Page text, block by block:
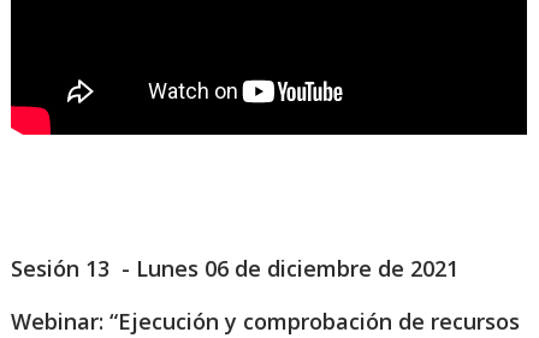
Sesión 13 - Lunes 06 de diciembre de 2021
Webinar: “Ejecución y comprobación de recursos